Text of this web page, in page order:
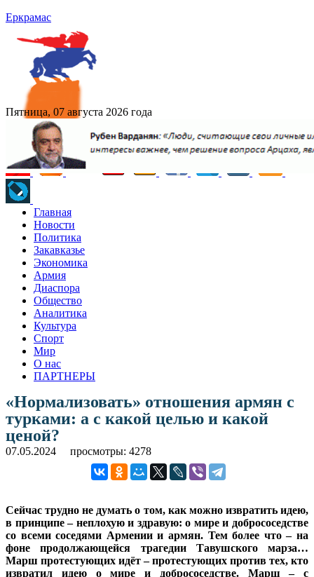
Еркрамас
Пятница, 07 августа 2026 года
Главная
Новости
Политика
Закавказье
Экономика
Армия
Диаспора
Общество
Аналитика
Культура
Спорт
Мир
О нас
ПАРТНЕРЫ
«Нормализовать» отношения армян с
турками: а с какой целью и какой
ценой?
07.05.2024 просмотры: 4278
Сейчас трудно не думать о том, как можно извратить идею,
в принципе – неплохую и здравую: о мире и добрососедстве
со всеми соседями Армении и армян. Тем более что – на
фоне продолжающейся трагедии Тавушского марза…
Марш протестующих идёт – протестующих против тех, кто
извратил идею о мире и добрососедстве. Марш – с